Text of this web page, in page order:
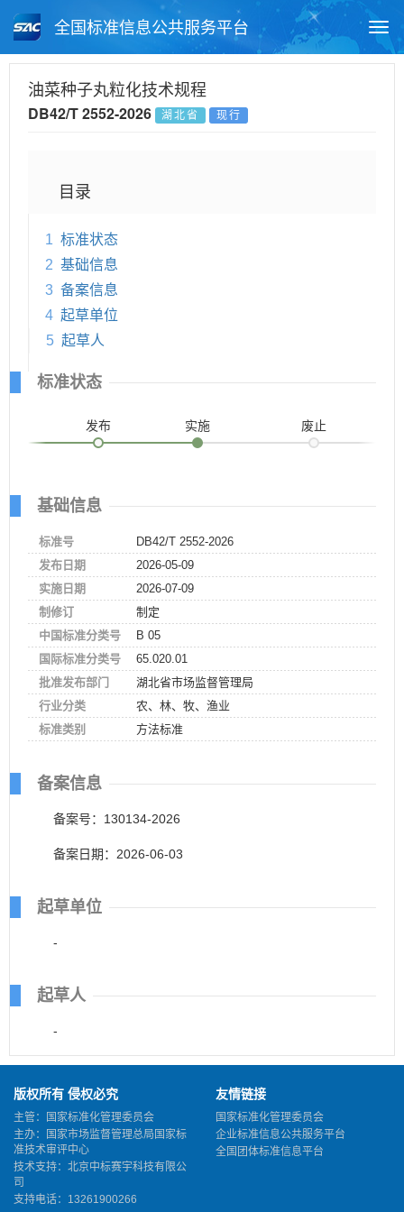
全国标准信息公共服务平台
月报查询 标准公告查询
油菜种子丸粒化技术规程
DB42/T 2552-2026 湖北省 现行
目录
1 标准状态
2 基础信息
3 备案信息
4 起草单位
5 起草人
标准状态
发布 实施 废止
基础信息
标准号
DB42/T 2552-2026
发布日期
2026-05-09
实施日期
2026-07-09
制修订
制定
中国标准分类号
B 05
国际标准分类号
65.020.01
批准发布部门
湖北省市场监督管理局
行业分类
农、林、牧、渔业
标准类别
方法标准
备案信息
备案号：130134-2026
备案日期：2026-06-03
起草单位
-
起草人
-
版权所有 侵权必究
主管：国家标准化管理委员会
主办：国家市场监督管理总局国家标
准技术审评中心
技术支持：北京中标赛宇科技有限公
司
支持电话：13261900266
友情链接
国家标准化管理委员会
企业标准信息公共服务平台
全国团体标准信息平台